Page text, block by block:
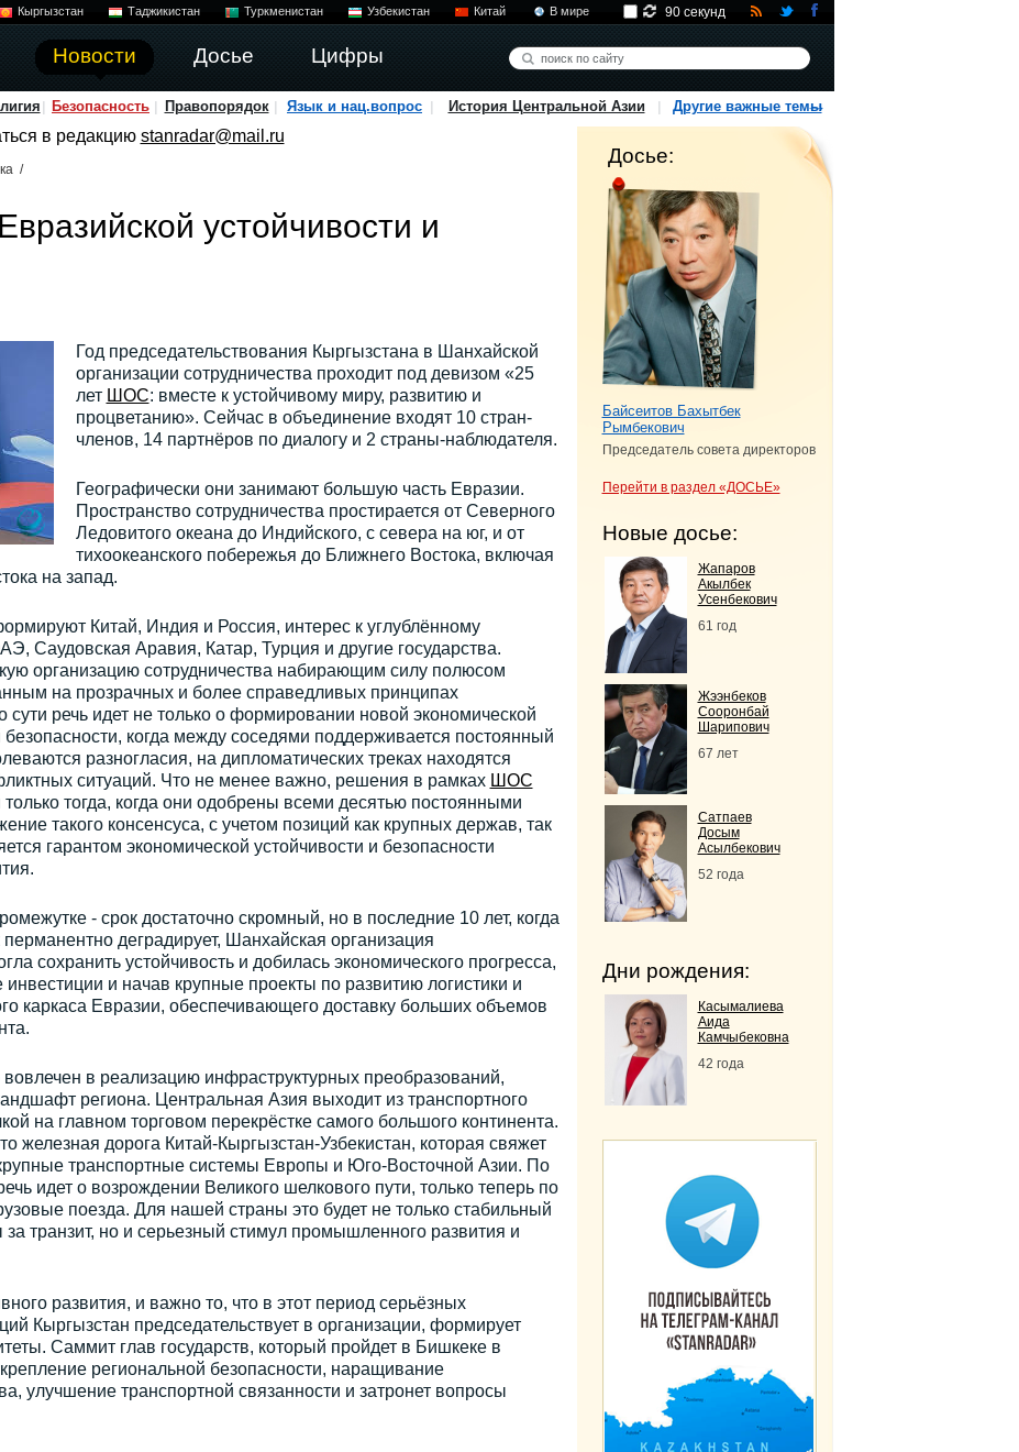
Кыргызстан Таджикистан Туркменистан Узбекистан Китай В мире
Новости Досье Цифры
90 секунд
Безопасность Правопорядок Язык и нац.вопрос История Центральной Азии Другие важные темы
в редакцию stanradar@mail.ru
/
устойчивости и
Год председательствования Кыргызстана в Шанхайской
организации сотрудничества проходит под девизом «25
лет ШОС: вместе к устойчивому миру, развитию и
процветанию». Сейчас в объединение входят 10 стран-
членов, 14 партнёров по диалогу и 2 страны-наблюдателя.
Географически они занимают большую часть Евразии.
Пространство сотрудничества простирается от Северного
Ледовитого океана до Индийского, с севера на юг, и от
тихоокеанского побережья до Ближнего Востока, включая
на запад.
Китай, Индия и Россия, интерес к углублённому
Саудовская Аравия, Катар, Турция и другие государства.
организацию сотрудничества набирающим силу полюсом
на прозрачных и более справедливых принципах
сути речь идет не только о формировании новой экономической
когда между соседями поддерживается постоянный
разногласия, на дипломатических треках находятся
ситуаций. Что не менее важно, решения в рамках ШОС
тогда, когда они одобрены всеми десятью постоянными
такого консенсуса, с учетом позиций как крупных держав, так
гарантом экономической устойчивости и безопасности
- срок достаточно скромный, но в последние 10 лет, когда
деградирует, Шанхайская организация
сохранить устойчивость и добилась экономического прогресса,
и начав крупные проекты по развитию логистики и
каркаса Евразии, обеспечивающего доставку больших объемов
в реализацию инфраструктурных преобразований,
региона. Центральная Азия выходит из транспортного
на главном торговом перекрёстке самого большого континента.
железная дорога Китай-Кыргызстан-Узбекистан, которая свяжет
транспортные системы Европы и Юго-Восточной Азии. По
идет о возрождении Великого шелкового пути, только теперь по
поезда. Для нашей страны это будет не только стабильный
транзит, но и серьезный стимул промышленного развития и
развития, и важно то, что в этот период серьёзных
Кыргызстан председательствует в организации, формирует
Саммит глав государств, который пройдет в Бишкеке в
региональной безопасности, наращивание
улучшение транспортной связанности и затронет вопросы
Досье:
Байсеитов Бахытбек
Рымбекович
Председатель совета директоров
Перейти в раздел «ДОСЬЕ»
Новые досье:
Жапаров
Акылбек
Усенбекович
61 год
Жээнбеков
Сооронбай
Шарипович
67 лет
Сатпаев
Досым
Асылбекович
52 года
Дни рождения:
Касымалиева
Аида
Камчыбековна
42 года